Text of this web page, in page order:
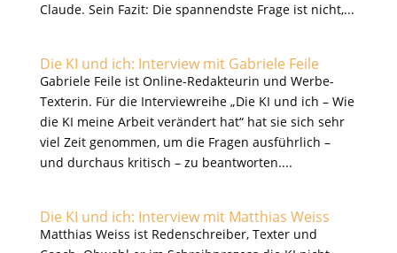
Claude. Sein Fazit: Die spannendste Frage ist nicht,...
Die KI und ich: Interview mit Gabriele Feile
Gabriele Feile ist Online-Redakteurin und Werbe-
Texterin. Für die Interviewreihe „Die KI und ich – Wie
die KI meine Arbeit verändert hat“ hat sie sich sehr
viel Zeit genommen, um die Fragen ausführlich –
und durchaus kritisch – zu beantworten....
Die KI und ich: Interview mit Matthias Weiss
Matthias Weiss ist Redenschreiber, Texter und